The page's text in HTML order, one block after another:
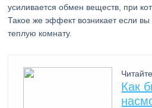
усиливается обмен веществ, при
Такое же эффект возникает если
теплую комнату.
Как